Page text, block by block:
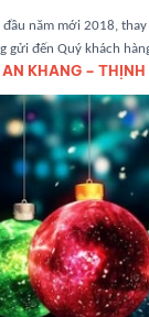
đầu năm mới 2018,
gửi đến Quý khách
AN KHANG –